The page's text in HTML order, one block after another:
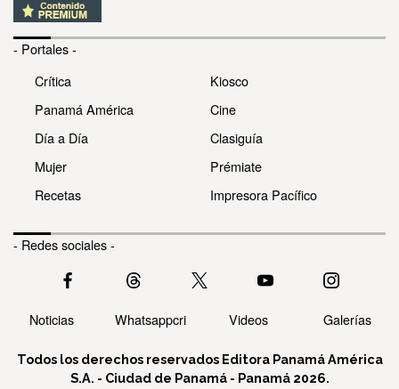
- Portales -
Crítica
Panamá América
Día a Día
Mujer
Recetas
Kiosco
Cine
Clasiguía
Prémiate
Impresora Pacífico
- Redes sociales -
Noticias Whatsappcri Videos Galerías
Todos los derechos reservados Editora Panamá América
S.A. - Ciudad de Panamá - Panamá 2026.